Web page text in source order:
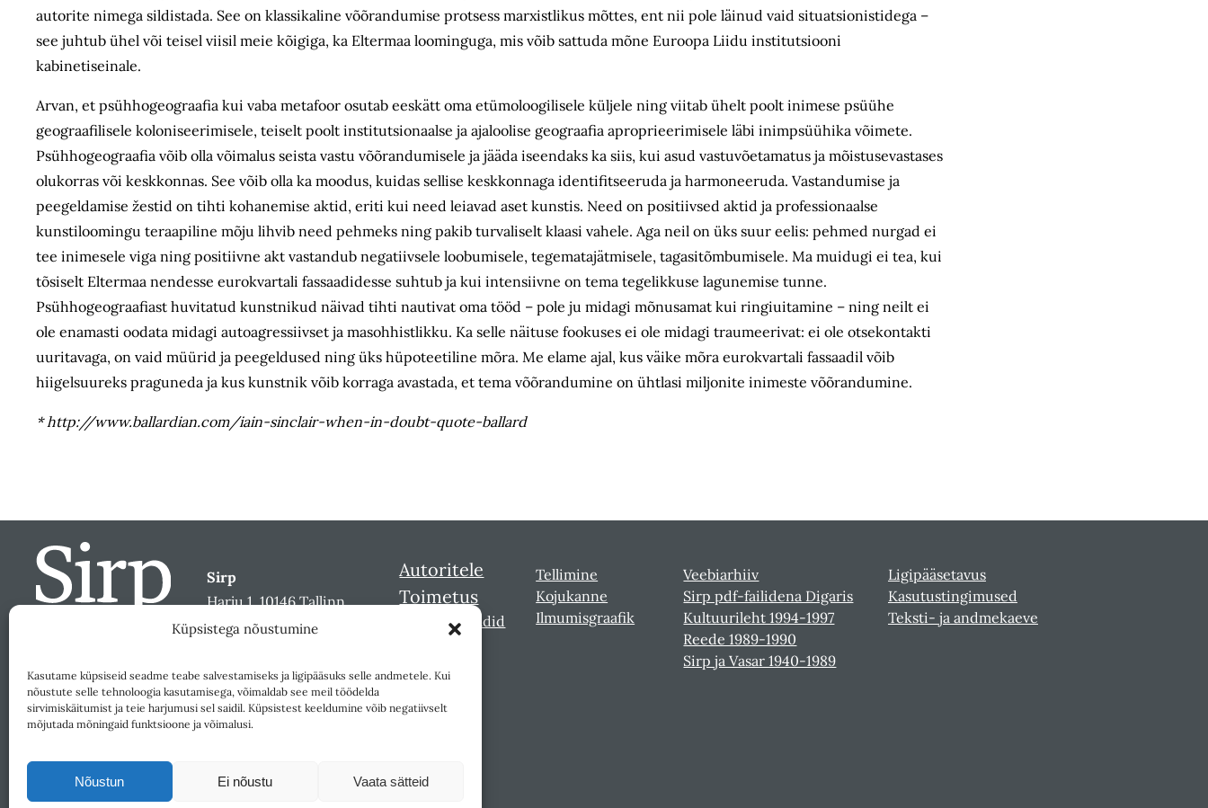
Küpsistega nõustumine
Kasutame küpsiseid seadme teabe salvestamiseks ja ligipääsuks selle andmetele. Kui
nõustute selle tehnoloogia kasutamisega, võimaldab see meil töödelda
sirvimiskäitumist ja teie harjumusi sel saidil. Küpsistest keeldumine võib negatiivselt
mõjutada mõningaid funktsioone ja võimalusi.
Nõustun Ei nõustu Vaata sätteid
autorite nimega sildistada. See on klassikaline võõrandumise protsess marxistlikus mõttes, ent nii pole läinud vaid situatsionistidega –
see juhtub ühel või teisel viisil meie kõigiga, ka Eltermaa loominguga, mis võib sattuda mõne Euroopa Liidu institutsiooni
kabinetiseinale.
Arvan, et psühhogeograafia kui vaba metafoor osutab eeskätt oma etümoloogilisele küljele ning viitab ühelt poolt inimese psüühe
geograafilisele koloniseerimisele, teiselt poolt institutsionaalse ja ajaloolise geograafia aproprieerimisele läbi inimpsüühika võimete.
Psühhogeograafia võib olla võimalus seista vastu võõrandumisele ja jääda iseendaks ka siis, kui asud vastuvõetamatus ja mõistusevastases
olukorras või keskkonnas. See võib olla ka moodus, kuidas sellise keskkonnaga identifitseeruda ja harmoneeruda. Vastandumise ja
peegeldamise žestid on tihti kohanemise aktid, eriti kui need leiavad aset kunstis. Need on positiivsed aktid ja professionaalse
kunstiloomingu teraapiline mõju lihvib need pehmeks ning pakib turvaliselt klaasi vahele. Aga neil on üks suur eelis: pehmed nurgad ei
tee inimesele viga ning positiivne akt vastandub negatiivsele loobumisele, tegematajätmisele, tagasitõmbumisele. Ma muidugi ei tea, kui
tõsiselt Eltermaa nendesse eurokvartali fassaadidesse suhtub ja kui intensiivne on tema tegelikkuse lagunemise tunne.
Psühhogeograafiast huvitatud kunstnikud näivad tihti nautivat oma tööd – pole ju midagi mõnusamat kui ringiuitamine – ning neilt ei
ole enamasti oodata midagi autoagressiivset ja masohhistlikku. Ka selle näituse fookuses ei ole midagi traumeerivat: ei ole otsekontakti
uuritavaga, on vaid müürid ja peegeldused ning üks hüpoteetiline mõra. Me elame ajal, kus väike mõra eurokvartali fassaadil võib
hiigelsuureks praguneda ja kus kunstnik võib korraga avastada, et tema võõrandumine on ühtlasi miljonite inimeste võõrandumine.
* http://www.ballardian.com/iain-sinclair-when-in-doubt-quote-ballard
Sirp
Harju 1, 10146 Tallinn
sirp@sirp.ee
Toeta
Autoritele
Toimetus
Sirbi laureaadid
Tellimine
Kojukanne
Ilmumisgraafik
Veebiarhiiv
Sirp pdf-failidena Digaris
Kultuurileht 1994-1997
Reede 1989-1990
Sirp ja Vasar 1940-1989
Ligipääsetavus
Kasutustingimused
Teksti- ja andmekaeve
Väljaandja SA Kultuurileht